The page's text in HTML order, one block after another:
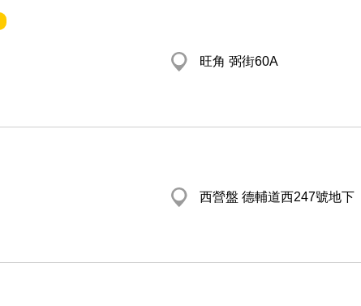
旺角 弼街60A
西營盤 德輔道西247號地下